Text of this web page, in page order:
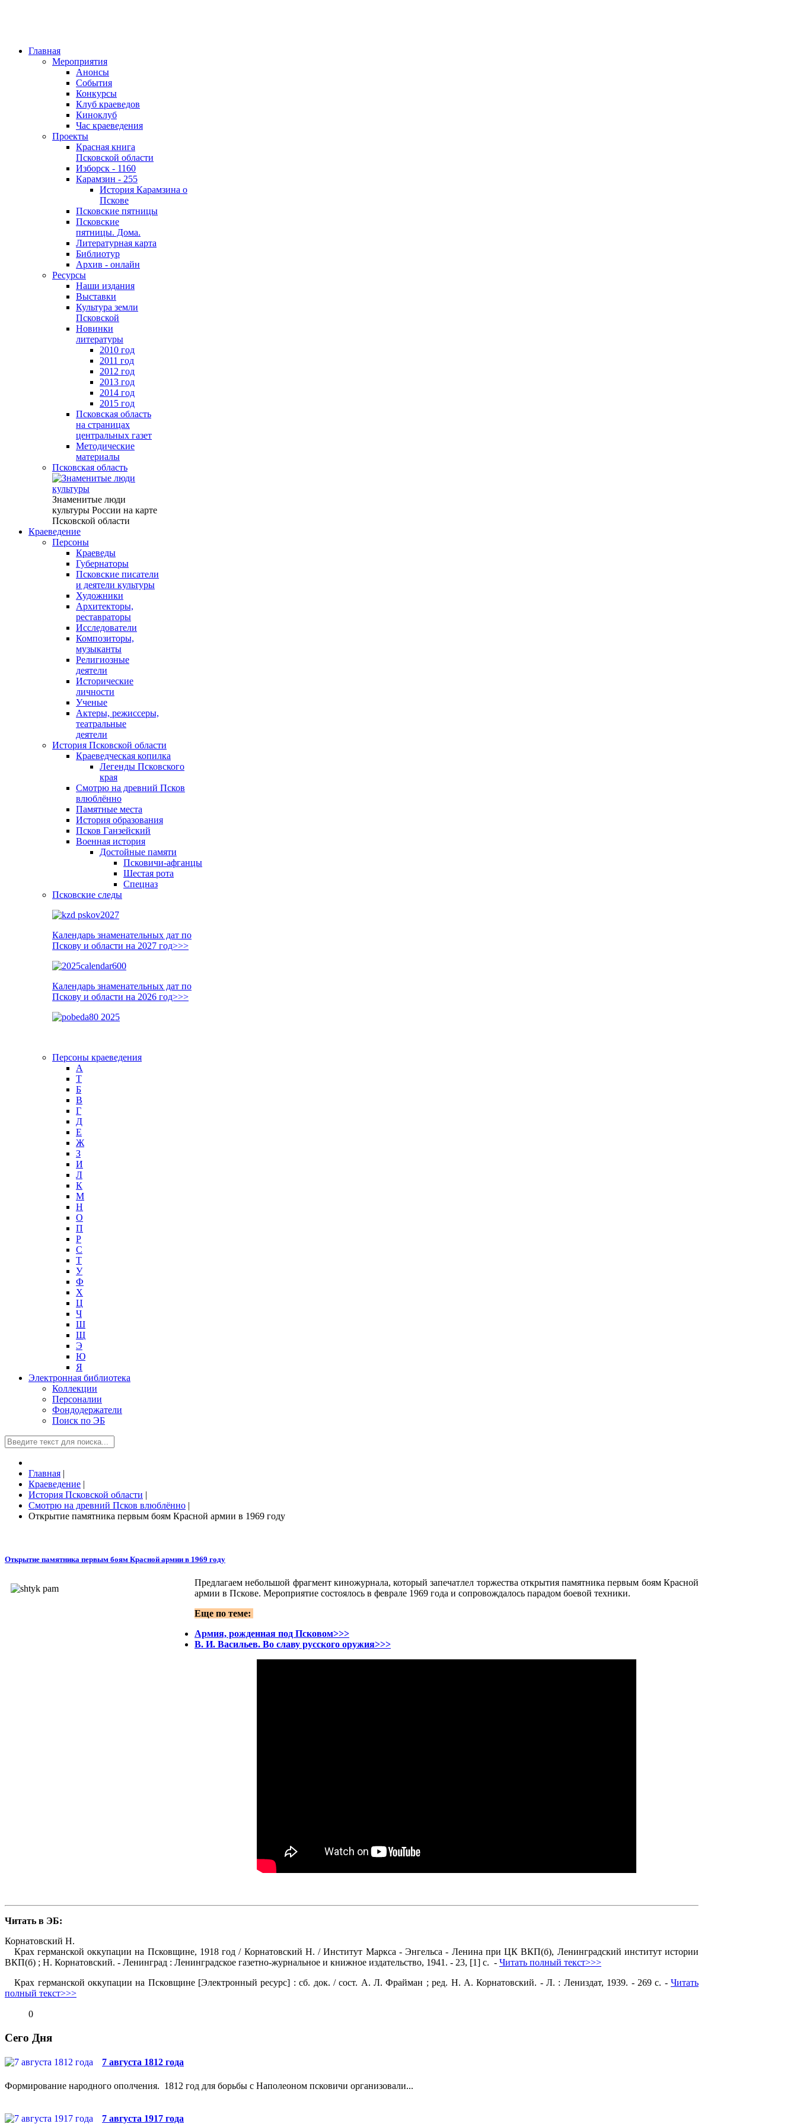
Главная
Мероприятия
Анонсы
События
Конкурсы
Клуб краеведов
Киноклуб
Час краеведения
Проекты
Красная книга
Псковской области
Изборск - 1160
Карамзин - 255
История Карамзина о
Пскове
Псковские пятницы
Псковские
пятницы. Дома.
Литературная карта
Библиотур
Архив - онлайн
Ресурсы
Наши издания
Выставки
Культура земли
Псковской
Новинки
литературы
2010 год
2011 год
2012 год
2013 год
2014 год
2015 год
Псковская область
на страницах
центральных газет
Методические
материалы
Псковская область
Знаменитые люди
культуры России на карте
Псковской области
Краеведение
Персоны
Краеведы
Губернаторы
Псковские писатели
и деятели культуры
Художники
Архитекторы,
реставраторы
Исследователи
Композиторы,
музыканты
Религиозные
деятели
Исторические
личности
Ученые
Актеры, режиссеры,
театральные
деятели
История Псковской области
Краеведческая копилка
Легенды Псковского
края
Смотрю на древний Псков
влюблённо
Памятные места
История образования
Псков Ганзейский
Военная история
Достойные памяти
Псковичи-афганцы
Шестая рота
Спецназ
Псковские следы
Календарь знаменательных дат по
Пскову и области на 2027 год>>>
Календарь знаменательных дат по
Пскову и области на 2026 год>>>
Персоны краеведения
А
T
Б
В
Г
Д
Е
Ж
З
И
Л
К
М
Н
О
П
Р
С
Т
У
Ф
Х
Ц
Ч
Ш
Щ
Э
Ю
Я
Электронная библиотека
Коллекции
Персоналии
Фондодержатели
Поиск по ЭБ
Главная |
Краеведение |
История Псковской области |
Смотрю на древний Псков влюблённо |
Открытие памятника первым боям Красной армии в 1969 году
Открытие памятника первым боям Красной армии в 1969 году
Предлагаем небольшой фрагмент киножурнала, который запечатлел торжества открытия памятника первым боям Красной
армии в Пскове. Мероприятие состоялось в феврале 1969 года и сопровождалось парадом боевой техники.
Еще по теме:
Армия, рожденная под Псковом>>>
В. И. Васильев. Во славу русского оружия>>>
Читать в ЭБ:
Корнатовский Н.
Крах германской оккупации на Псковщине, 1918 год / Корнатовский Н. / Институт Маркса - Энгельса - Ленина при ЦК ВКП(б), Ленинградский институт истории
ВКП(б) ; Н. Корнатовский. - Ленинград : Ленинградское газетно-журнальное и книжное издательство, 1941. - 23, [1] с. - Читать полный текст>>>
Крах германской оккупации на Псковщине [Электронный ресурс] : сб. док. / сост. А. Л. Фрайман ; ред. Н. А. Корнатовский. - Л. : Лениздат, 1939. - 269 с. - Читать
полный текст>>>
0
Сего Дня
7 августа 1812 года
Формирование народного ополчения. 1812 год для борьбы с Наполеоном псковичи организовали...
7 августа 1917 года